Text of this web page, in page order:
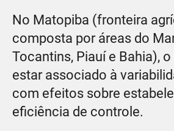
No Matopiba (fronteira
composta por áreas do
Tocantins, Piauí e Bahia),
estar associado à
com efeitos sobre
eficiência de controle.